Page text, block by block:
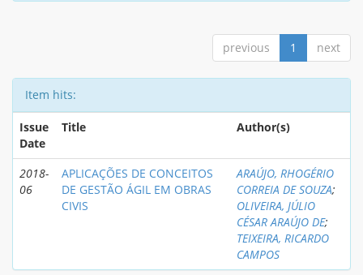
previous 1 next
Item hits:
Issue
Date
Title Author(s)
2018-
06
APLICAÇÕES DE CONCEITOS
DE GESTÃO ÁGIL EM OBRAS
CIVIS
ARAÚJO, RHOGÉRIO
CORREIA DE SOUZA;
OLIVEIRA, JÚLIO
CÉSAR ARAÚJO DE;
TEIXEIRA, RICARDO
CAMPOS